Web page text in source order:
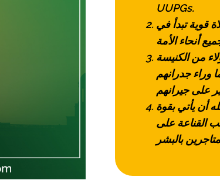
UUPGs.
قوية تبدأ في
من الكنيسة
وراء جدرانهم
أن يأتي بقوة
القناعة على